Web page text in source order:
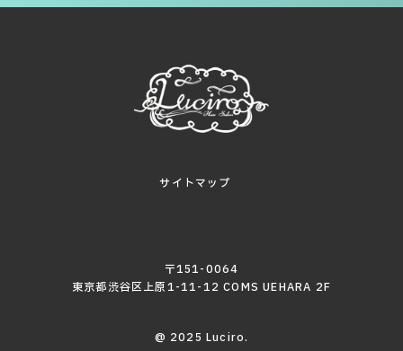
サイトマップ
〒151-0064
東京都渋谷区上原1-11-12 COMS UEHARA 2F
@ 2025 Luciro.